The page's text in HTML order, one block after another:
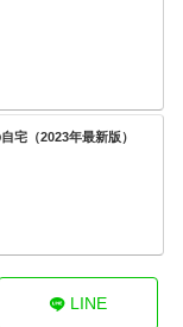
宅（2023年最新版）
LINE